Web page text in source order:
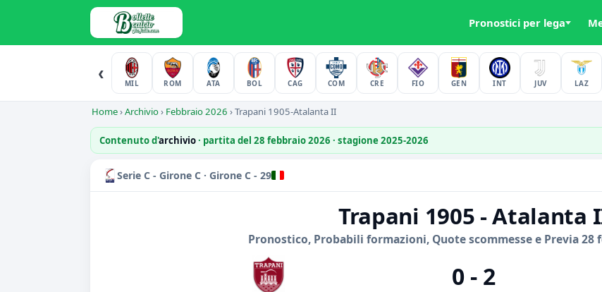
Pronostici per lega
‹
MIL ROM ATA BOL CAG COM CRE FIO GEN INT JUV LAZ
Home›Archivio› Febbraio 2026 ›Trapani 1905-Atalanta II
Contenuto d'archivio· partita del 28 febbraio 2026 · stagione 2025-2026
Serie C - Girone C · Girone C - 29
Trapani 1905 - Atalanta
Pronostico, Probabili formazioni, Quote scommesse e Previa 28
0 - 2